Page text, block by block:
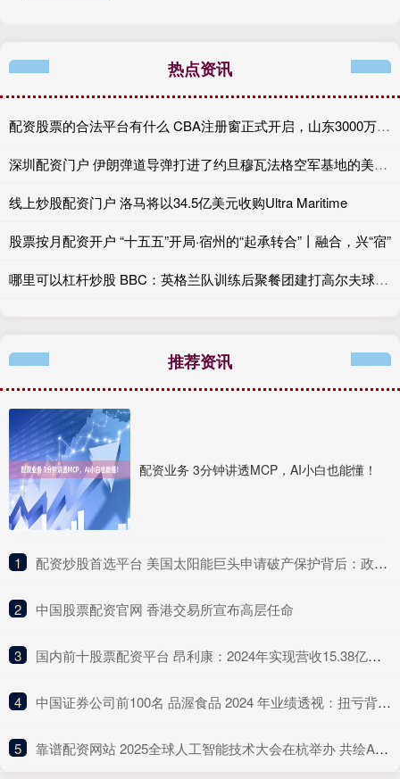
热点资讯
配资股票的合法平台有什么 CBA注册窗正式开启，山东3000万追王岚嵚，山西近亿抢胡金秋！
深圳配资门户 伊朗弹道导弹打进了约旦穆瓦法格空军基地的美军掩体。掩体，不是停车场，
线上炒股配资门户 洛马将以34.5亿美元收购Ultra Maritime
股票按月配资开户 “十五五”开局·宿州的“起承转合”丨融合，兴“宿”
哪里可以杠杆炒股 BBC：英格兰队训练后聚餐团建打高尔夫球，家属也被允许进训练营
推荐资讯
配资业务 3分钟讲透MCP，AI小白也能懂！
1 ​配资炒股首选平台 美国太阳能巨头申请破产保护背后：政策不确定性与高杠杆模式的双重打击
2 ​中国股票配资官网 香港交易所宣布高层任命
3 ​国内前十股票配资平台 昂利康：2024年实现营收15.38亿元 研发投入同比增长33.74%
4 ​中国证券公司前100名 品渥食品 2024 年业绩透视：扭亏背后的进口食品转型之痛
5 ​靠谱配资网站 2025全球人工智能技术大会在杭举办 共绘AI发展新图景